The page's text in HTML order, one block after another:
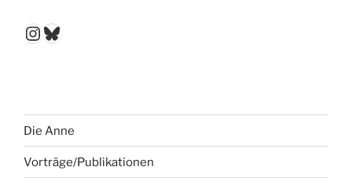
Instagram
Bluesky
Die Anne
Vorträge/Publikationen